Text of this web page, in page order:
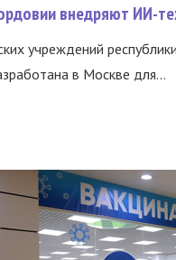
внедряют ИИ-
учреждений
в Москве для...